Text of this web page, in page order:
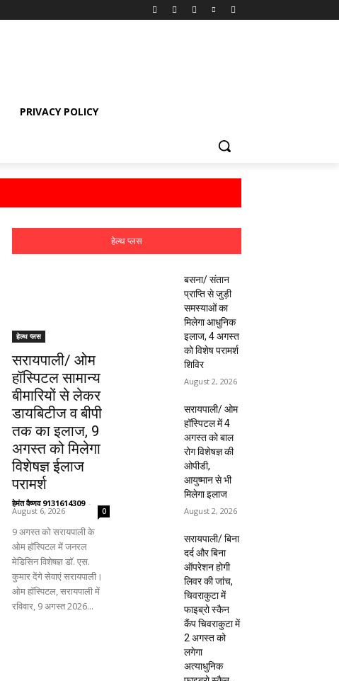
PRIVACY POLICY
हेल्थ प्लस
हेल्थ प्लस
सरायपाली/ ओम
हॉस्पिटल सामान्य
बीमारियों से लेकर
डायबिटीज व बीपी
तक का इलाज, 9
अगस्त को मिलेगा
विशेषज्ञ ईलाज
परामर्श
हेमंत वैष्णव 9131614309 -
August 6, 2026 0
9 अगस्त को सरायपाली के
ओम हॉस्पिटल में जनरल
मेडिसिन विशेषज्ञ डॉ. एस.
कुमार देंगे सेवाएं सरायपाली।
ओम हॉस्पिटल, सरायपाली में
रविवार, 9 अगस्त 2026...
बसना/ संतान
प्राप्ति से जुड़ी
समस्याओं का
मिलेगा आधुनिक
इलाज, 4 अगस्त
को विशेष परामर्श
शिविर
August 2, 2026
सरायपाली/ ओम
हॉस्पिटल में 4
अगस्त को बाल
रोग विशेषज्ञ की
ओपीडी,
आयुष्मान से भी
मिलेगा इलाज
August 2, 2026
सरायपाली/ बिना
दर्द और बिना
ऑपरेशन होगी
लिवर की जांच,
चिवराकुटा में
फाइब्रो स्कैन
कैंप चिवराकुटा में
2 अगस्त को
लगेगा
अत्याधुनिक